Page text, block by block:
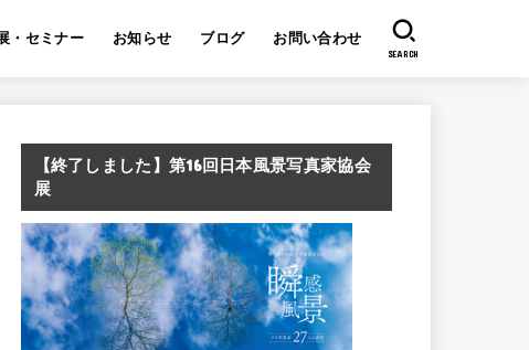
・セミナー お知らせ ブログ お問い合わせ
SEARCH
【終了しました】第16回日本風景写真家協会
展